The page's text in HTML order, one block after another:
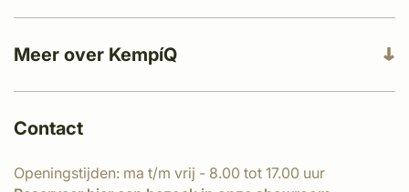
Meer over KempíQ
Contact
Openingstijden: ma t/m vrij - 8.00 tot 17.00 uur